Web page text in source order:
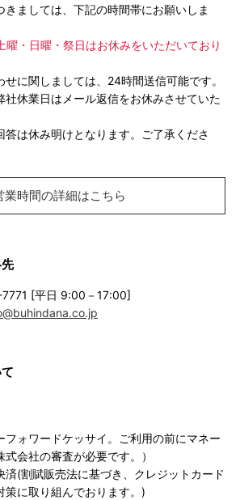
きましては、下記の時間帯にお願いしま
・日曜・祭日はお休みをいただいており
せに関しましては、24時間送信可能です。
社休業日はメール返信をお休みさせていた
答は休み明けとなります。ご了承くださ
業時間の詳細はこちら
[平日 9:00－17:00]
フォワードケッサイ。ご利用の前にマネー
会社の審査が必要です。）
済(割賦販売法に基づき、クレジットカード
策に取り組んでおります。)